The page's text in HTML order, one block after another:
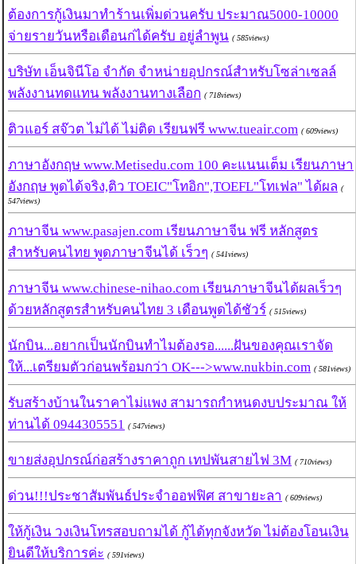
ต้องการกู้เงินมาทำร้านเพิ่มด่วนครับ ประมาณ5000-10000
จ่ายรายวันหรือเดือนก่ได้ครับ อยู่ลำพูน ( 585views)
บริษัท เอ็นจินีโอ จำกัด จำหน่ายอุปกรณ์สำหรับโซล่าเซลล์
พลังงานทดแทน พลังงานทางเลือก ( 718views)
ติวแอร์ สจ๊วต ไม่ได้ ไม่ติด เรียนฟรี www.tueair.com ( 609views)
ภาษาอังกฤษ www.Metisedu.com 100 คะแนนเต็ม เรียนภาษา
อังกฤษ พูดได้จริง,ติว TOEIC"โทอิก",TOEFL"โทเฟล" ได้ผล (
547views)
ภาษาจีน www.pasajen.com เรียนภาษาจีน ฟรี หลักสูตร
สำหรับคนไทย พูดภาษาจีนได้ เร็วๆ ( 541views)
ภาษาจีน www.chinese-nihao.com เรียนภาษาจีนได้ผลเร็วๆ
ด้วยหลักสูตรสำหรับคนไทย 3 เดือนพูดได้ชัวร์ ( 515views)
นักบิน...อยากเป็นนักบินทำไมต้องรอ......ฝันของคุณเราจัด
ให้...เตรียมตัวก่อนพร้อมกว่า OK--->www.nukbin.com ( 581views)
รับสร้างบ้านในราคาไม่แพง สามารถกำหนดงบประมาณ ให้
ท่านได้ 0944305551 ( 547views)
ขายส่งอุปกรณ์ก่อสร้างราคาถูก เทปพันสายไฟ 3M ( 710views)
ด่วน!!!ประชาสัมพันธ์ประจำออฟฟิศ สาขายะลา ( 609views)
ให้กู้เงิน วงเงินโทรสอบถามได้ กู้ได้ทุกจังหวัด ไม่ต้องโอนเงิน
ยินดีให้บริการค่ะ ( 591views)